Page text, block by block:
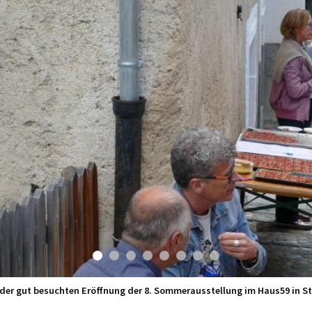
gut besuchten Eröffnung der 8. Sommerausstellung im Haus59 in